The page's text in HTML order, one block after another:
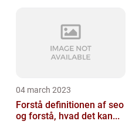
04 march 2023
Forstå definitionen af seo
og forstå, hvad det kan...